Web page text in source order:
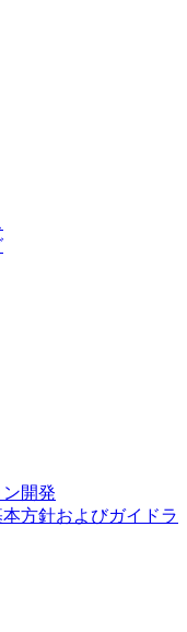
開発
方針およびガイドラ